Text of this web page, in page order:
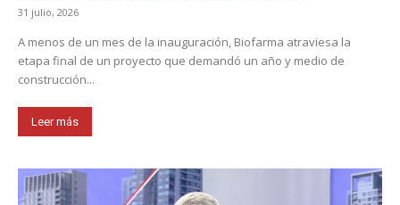
31 julio, 2026
A menos de un mes de la inauguración, Biofarma atraviesa la
etapa final de un proyecto que demandó un año y medio de
construcción...
Leer más